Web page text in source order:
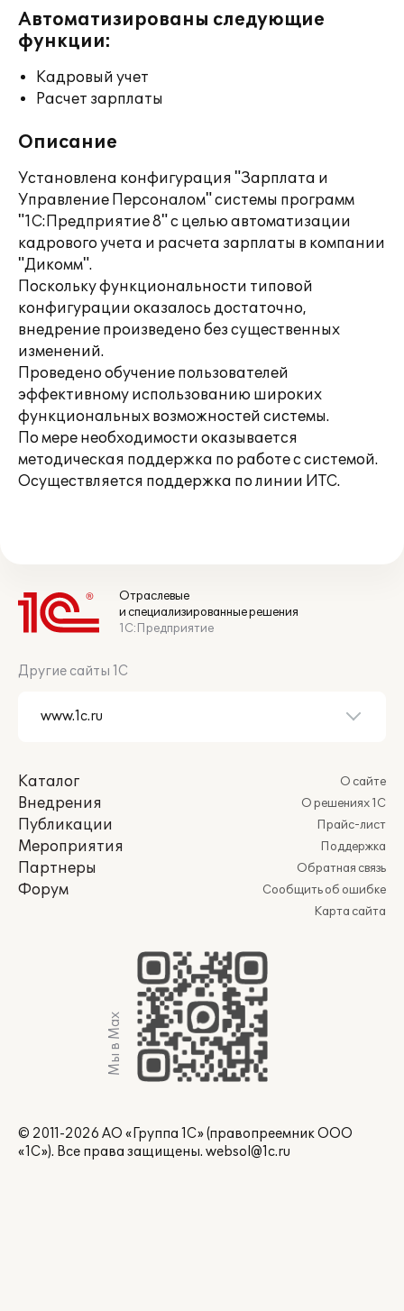
Автоматизированы следующие
функции:
Кадровый учет
Расчет зарплаты
Описание
Установлена конфигурация "Зарплата и
Управление Персоналом" системы программ
"1С:Предприятие 8" с целью автоматизации
кадрового учета и расчета зарплаты в компании
"Дикомм".
Поскольку функциональности типовой
конфигурации оказалось достаточно,
внедрение произведено без существенных
изменений.
Проведено обучение пользователей
эффективному использованию широких
функциональных возможностей системы.
По мере необходимости оказывается
методическая поддержка по работе с системой.
Осуществляется поддержка по линии ИТС.
Отраслевые
и специализированные решения
1С:Предприятие
Другие сайты 1С
Каталог
Внедрения
Публикации
Мероприятия
Партнеры
Форум
О сайте
О решениях 1С
Прайс-лист
Поддержка
Обратная связь
Сообщить об ошибке
Карта сайта
Мы в Max
© 2011-2026 АО «Группа 1С» (правопреемник ООО
«1С»). Все права защищены. websol@1c.ru